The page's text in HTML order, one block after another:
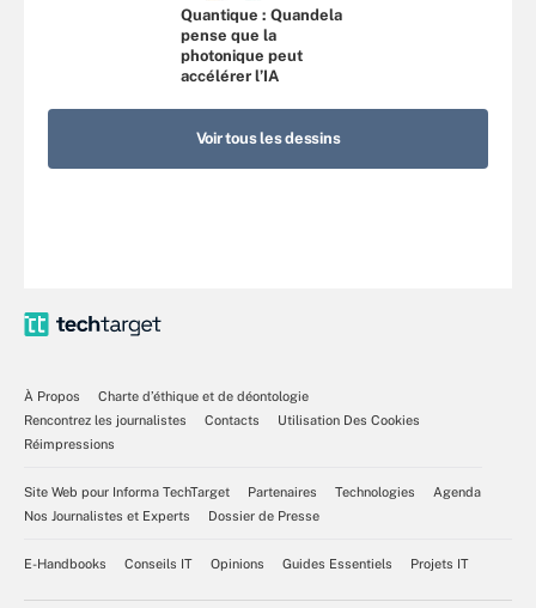
Quantique : Quandela
pense que la
photonique peut
accélérer l’IA
Voir tous les dessins
À Propos
Charte d’éthique et de déontologie
Rencontrez les journalistes
Contacts
Utilisation Des Cookies
Réimpressions
Site Web pour Informa TechTarget Partenaires Technologies
Agenda
Nos Journalistes et Experts
Dossier de Presse
E-Handbooks Conseils IT Opinions Guides Essentiels Projets IT